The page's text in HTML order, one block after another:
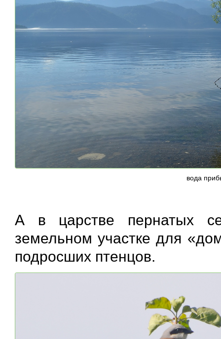
вода
А в царстве пернатых
земельном участке для
подросших птенцов.